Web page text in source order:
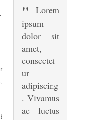
Lorem
ipsum
dolor sit
amet,
consectet
ur
adipiscing
. Vivamus
ac luctus